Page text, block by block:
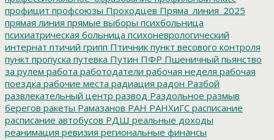
профицит профсоюзы Проходцев Пряма_линия_2025
прямая линия прямые выборы психбольница
психиатрическая больница психоневрологический
интернат птичий грипп Птичник пункт весового контроля
пункт пропуска путевка Путин ПФР Пшеничный пьянство
за рулем работа работодатели рабочая неделя рабочая
поездка рабочие места радиация радон Разбой
развлекательный центр развод Раздольное размыв
берегов ракеты Рамазанов РАН РАНХиГС расписание
расписание автобусов РДШ реальные доходы
реанимация ревизия региональные финансы